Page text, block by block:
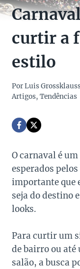
curtir a
estilo
PorLuis
Artigos, Tendências
O carnaval é
esperados
importante que
seja do destino
looks.
Para curtir um
de bairro ou até
salão, a busca